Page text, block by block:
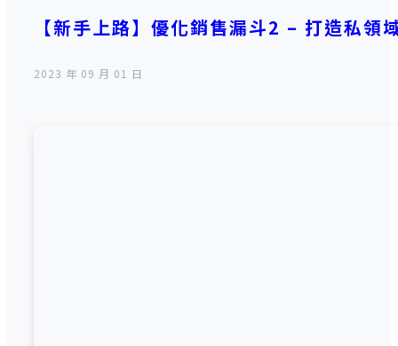
【新手上路】優化銷售漏斗2 – 打造私領
2023 年 09 月 01 日